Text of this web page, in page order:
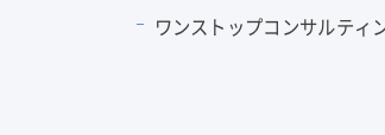
ワンストップコンサルティ